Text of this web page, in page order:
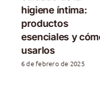
higiene íntima:
productos
esenciales y cómo
usarlos
6 de febrero de 2025